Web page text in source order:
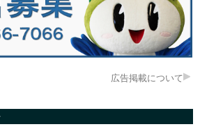
広告掲載について